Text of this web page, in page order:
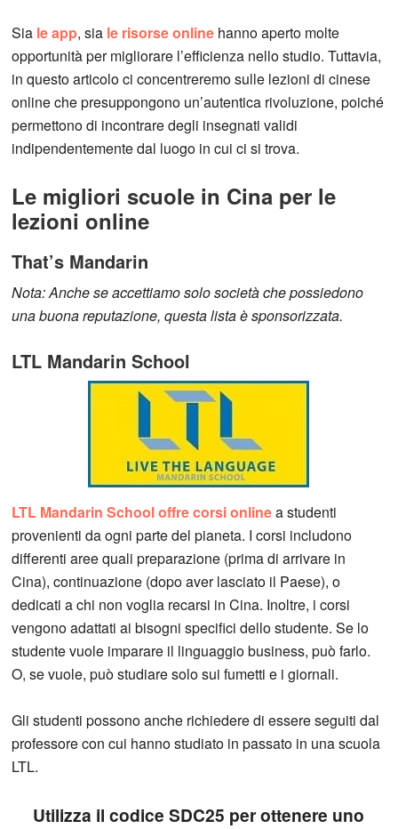
Sia le app, sia le risorse online hanno aperto molte
opportunità per migliorare l’efficienza nello studio. Tuttavia,
in questo articolo ci concentreremo sulle lezioni di cinese
online che presuppongono un’autentica rivoluzione, poiché
permettono di incontrare degli insegnati validi
indipendentemente dal luogo in cui ci si trova.
Le migliori scuole in Cina per le
lezioni online
That’s Mandarin
Nota: Anche se accettiamo solo società che possiedono
una buona reputazione, questa lista è sponsorizzata.
LTL Mandarin School
LTL Mandarin School offre corsi onlinea studenti
provenienti da ogni parte del pianeta. I corsi includono
differenti aree quali preparazione (prima di arrivare in
Cina), continuazione (dopo aver lasciato il Paese), o
dedicati a chi non voglia recarsi in Cina. Inoltre, i corsi
vengono adattati ai bisogni specifici dello studente. Se lo
studente vuole imparare il linguaggio business, può farlo.
O, se vuole, può studiare solo sui fumetti e i giornali.
Gli studenti possono anche richiedere di essere seguiti dal
professore con cui hanno studiato in passato in una scuola
LTL.
Utilizza il codice SDC25 per ottenere uno